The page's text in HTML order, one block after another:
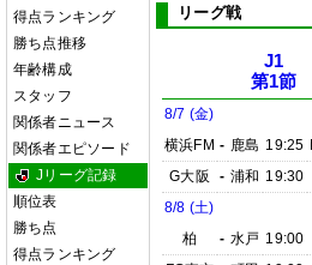
得点ランキング
勝ち点推移
年齢構成
スタッフ
関係者ニュース
関係者エピソード
Jリーグ記録
順位表
勝ち点
得点ランキング
リーグ戦
J1
第1節
8/7 (金)
横浜FM - 鹿島 19:25
G大阪
- 浦和 19:30
8/8 (土)
柏
- 水戸 19:00